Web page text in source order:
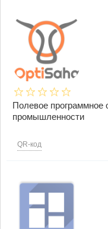
Полевое программное
промышленности
QR-код